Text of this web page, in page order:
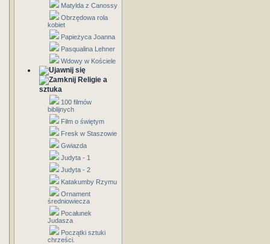
Matylda z Canossy
Obrzędowa rola
kobiet
Papieżyca Joanna
Pasqualina Lehner
Wdowy w Kościele
Religie a
sztuka
100 filmów
biblijnych
Film o świętym
Fresk w Staszowie
Gwiazda
Judyta - 1
Judyta - 2
Katakumby Rzymu
Ornament
średniowiecza
Pocałunek
Judasza
Początki sztuki
chrześci.